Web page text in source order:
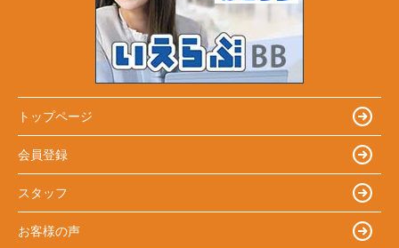
トップページ
会員登録
スタッフ
お客様の声